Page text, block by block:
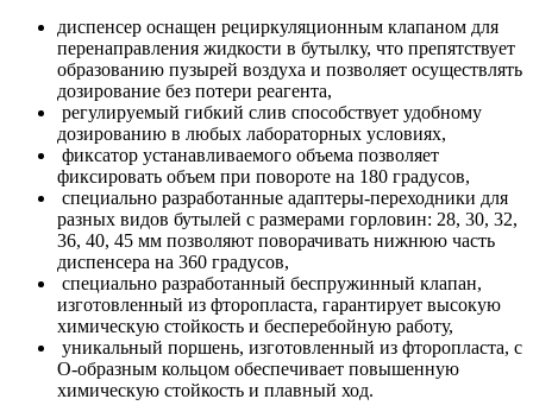
диспенсер оснащен рециркуляционным клапаном для
перенаправления жидкости в бутылку, что препятствует
образованию пузырей воздуха и позволяет осуществлять
дозирование без потери реагента,
регулируемый гибкий слив способствует удобному
дозированию в любых лабораторных условиях,
фиксатор устанавливаемого объема позволяет
фиксировать объем при повороте на 180 градусов,
специально разработанные адаптеры-переходники для
разных видов бутылей с размерами горловин: 28, 30, 32,
36, 40, 45 мм позволяют поворачивать нижнюю часть
диспенсера на 360 градусов,
специально разработанный беспружинный клапан,
изготовленный из фторопласта, гарантирует высокую
химическую стойкость и бесперебойную работу,
уникальный поршень, изготовленный из фторопласта, с
О-образным кольцом обеспечивает повышенную
химическую стойкость и плавный ход.